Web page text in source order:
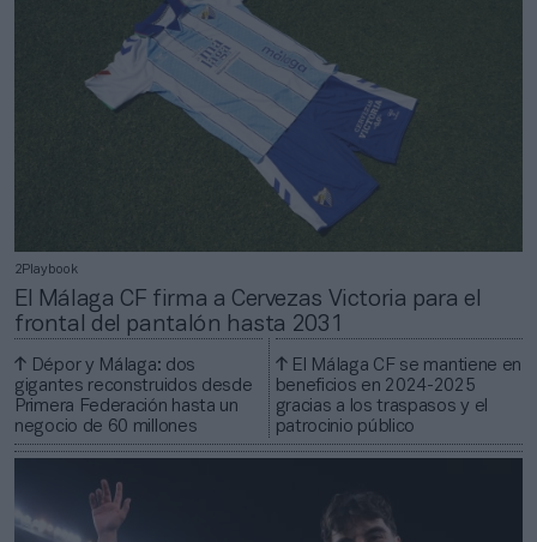
2Playbook
El Málaga CF firma a Cervezas Victoria para el
frontal del pantalón hasta 2031
Dépor y Málaga: dos
gigantes reconstruidos desde
Primera Federación hasta un
negocio de 60 millones
El Málaga CF se mantiene en
beneficios en 2024-2025
gracias a los traspasos y el
patrocinio público